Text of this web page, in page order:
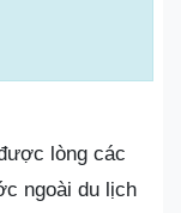
lòng các
ngoài du lịch